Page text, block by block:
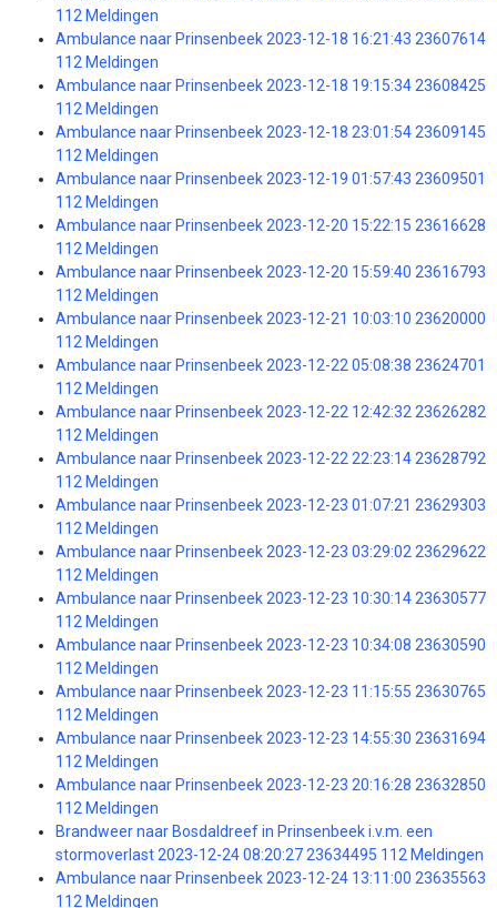
112 Meldingen
Ambulance naar Prinsenbeek 2023-12-18 16:21:43 23607614
112 Meldingen
Ambulance naar Prinsenbeek 2023-12-18 19:15:34 23608425
112 Meldingen
Ambulance naar Prinsenbeek 2023-12-18 23:01:54 23609145
112 Meldingen
Ambulance naar Prinsenbeek 2023-12-19 01:57:43 23609501
112 Meldingen
Ambulance naar Prinsenbeek 2023-12-20 15:22:15 23616628
112 Meldingen
Ambulance naar Prinsenbeek 2023-12-20 15:59:40 23616793
112 Meldingen
Ambulance naar Prinsenbeek 2023-12-21 10:03:10 23620000
112 Meldingen
Ambulance naar Prinsenbeek 2023-12-22 05:08:38 23624701
112 Meldingen
Ambulance naar Prinsenbeek 2023-12-22 12:42:32 23626282
112 Meldingen
Ambulance naar Prinsenbeek 2023-12-22 22:23:14 23628792
112 Meldingen
Ambulance naar Prinsenbeek 2023-12-23 01:07:21 23629303
112 Meldingen
Ambulance naar Prinsenbeek 2023-12-23 03:29:02 23629622
112 Meldingen
Ambulance naar Prinsenbeek 2023-12-23 10:30:14 23630577
112 Meldingen
Ambulance naar Prinsenbeek 2023-12-23 10:34:08 23630590
112 Meldingen
Ambulance naar Prinsenbeek 2023-12-23 11:15:55 23630765
112 Meldingen
Ambulance naar Prinsenbeek 2023-12-23 14:55:30 23631694
112 Meldingen
Ambulance naar Prinsenbeek 2023-12-23 20:16:28 23632850
112 Meldingen
Brandweer naar Bosdaldreef in Prinsenbeek i.v.m. een
stormoverlast 2023-12-24 08:20:27 23634495 112 Meldingen
Ambulance naar Prinsenbeek 2023-12-24 13:11:00 23635563
112 Meldingen